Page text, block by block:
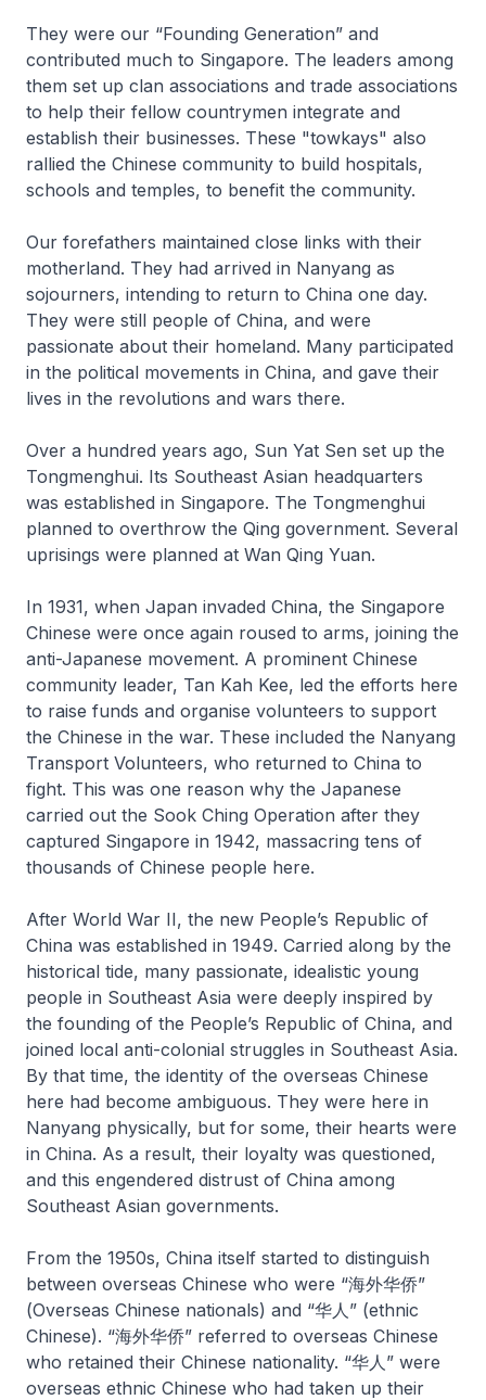
They were our “Founding Generation” and
contributed much to Singapore. The leaders among
them set up clan associations and trade associations
to help their fellow countrymen integrate and
establish their businesses. These "towkays" also
rallied the Chinese community to build hospitals,
schools and temples, to benefit the community.
Our forefathers maintained close links with their
motherland. They had arrived in Nanyang as
sojourners, intending to return to China one day.
They were still people of China, and were
passionate about their homeland. Many participated
in the political movements in China, and gave their
lives in the revolutions and wars there.
Over a hundred years ago, Sun Yat Sen set up the
Tongmenghui. Its Southeast Asian headquarters
was established in Singapore. The Tongmenghui
planned to overthrow the Qing government. Several
uprisings were planned at Wan Qing Yuan.
In 1931, when Japan invaded China, the Singapore
Chinese were once again roused to arms, joining the
anti-Japanese movement. A prominent Chinese
community leader, Tan Kah Kee, led the efforts here
to raise funds and organise volunteers to support
the Chinese in the war. These included the Nanyang
Transport Volunteers, who returned to China to
fight. This was one reason why the Japanese
carried out the Sook Ching Operation after they
captured Singapore in 1942, massacring tens of
thousands of Chinese people here.
After World War II, the new People’s Republic of
China was established in 1949. Carried along by the
historical tide, many passionate, idealistic young
people in Southeast Asia were deeply inspired by
the founding of the People’s Republic of China, and
joined local anti-colonial struggles in Southeast Asia.
By that time, the identity of the overseas Chinese
here had become ambiguous. They were here in
Nanyang physically, but for some, their hearts were
in China. As a result, their loyalty was questioned,
and this engendered distrust of China among
Southeast Asian governments.
From the 1950s, China itself started to distinguish
between overseas Chinese who were “海外华侨”
(Overseas Chinese nationals) and “华人” (ethnic
Chinese). “海外华侨” referred to overseas Chinese
who retained their Chinese nationality. “华人” were
overseas ethnic Chinese who had taken up their